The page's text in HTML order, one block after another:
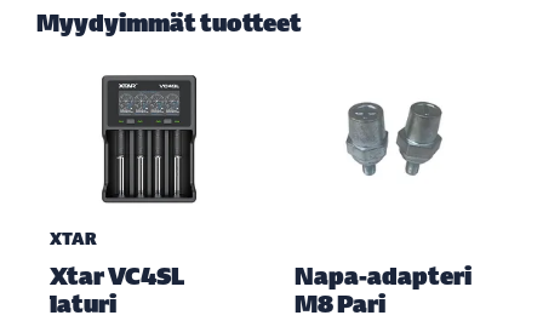
Myydyimmät tuotteet
XTAR
Xtar VC4SL
laturi
Napa-adapteri
M8 Pari